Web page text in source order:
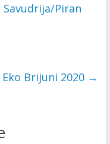
Piran
Eko Brijuni 2020 →